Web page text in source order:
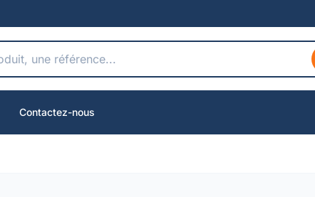
Contactez-nous